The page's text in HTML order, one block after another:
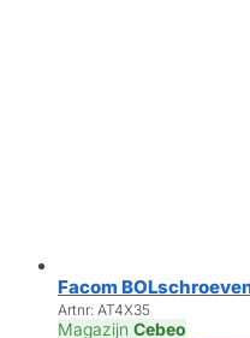
Facom
Artnr: AT4X35
Magazijn Cebeo